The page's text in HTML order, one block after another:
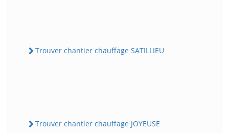
Trouver chantier chauffage SATILLIEU
Trouver chantier chauffage JOYEUSE